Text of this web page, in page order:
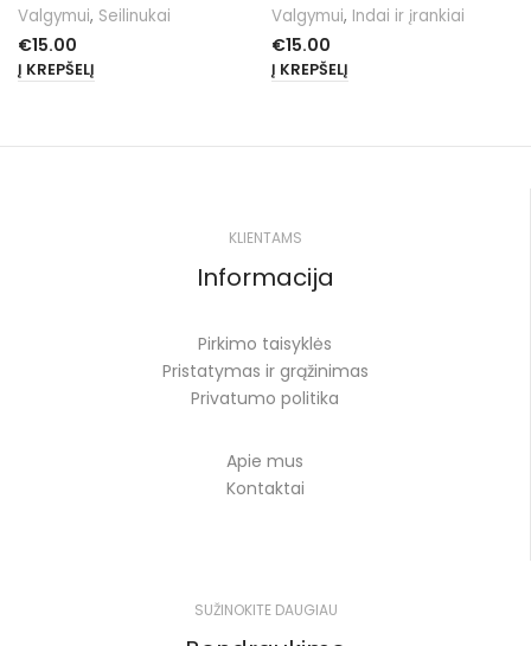
Valgymui, Seilinukai
€15.00
Į KREPŠELĮ
Valgymui, Indai ir įrankiai
€15.00
Į KREPŠELĮ
KLIENTAMS
Informacija
Pirkimo taisyklės
Pristatymas ir grąžinimas
Privatumo politika
Apie mus
Kontaktai
SUŽINOKITE DAUGIAU